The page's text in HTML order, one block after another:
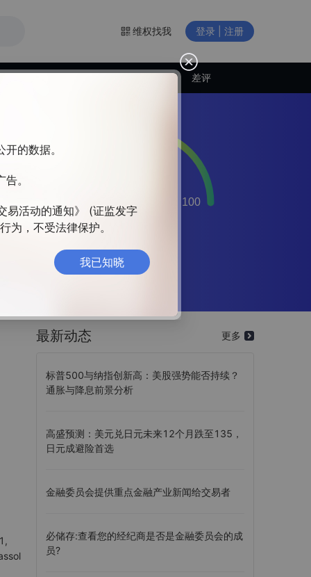
维权找我 登录 | 注册
差评
最新动态 更多
标普500与纳指创新高：美股强势能否持续？
通胀与降息前景分析
高盛预测：美元兑日元未来12个月跌至135，
日元成避险首选
金融委员会提供重点金融产业新闻给交易者
必储存:查看您的经纪商是否是金融委员会的成
员?
的数据。
。
易活动的通知》 (证监发字
，不受法律保护。
我已知晓